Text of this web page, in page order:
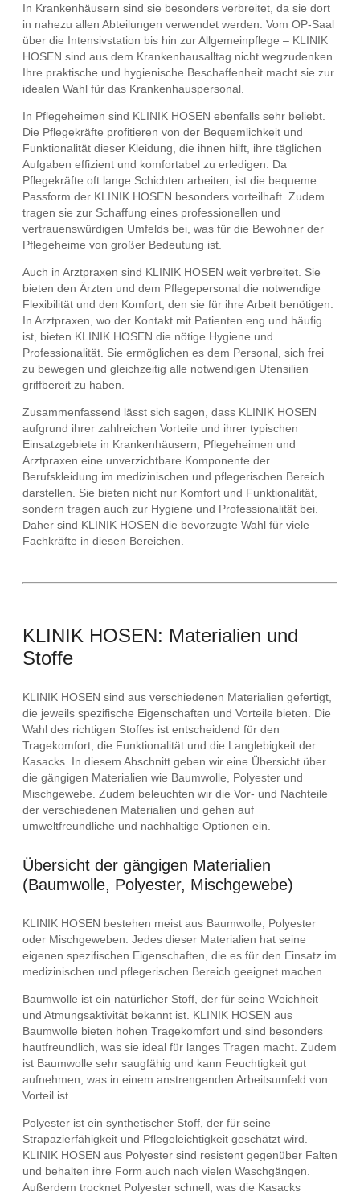
In Krankenhäusern sind sie besonders verbreitet, da sie dort
in nahezu allen Abteilungen verwendet werden. Vom OP-Saal
über die Intensivstation bis hin zur Allgemeinpflege – KLINIK
HOSEN sind aus dem Krankenhausalltag nicht wegzudenken.
Ihre praktische und hygienische Beschaffenheit macht sie zur
idealen Wahl für das Krankenhauspersonal.
In Pflegeheimen sind KLINIK HOSEN ebenfalls sehr beliebt.
Die Pflegekräfte profitieren von der Bequemlichkeit und
Funktionalität dieser Kleidung, die ihnen hilft, ihre täglichen
Aufgaben effizient und komfortabel zu erledigen. Da
Pflegekräfte oft lange Schichten arbeiten, ist die bequeme
Passform der KLINIK HOSEN besonders vorteilhaft. Zudem
tragen sie zur Schaffung eines professionellen und
vertrauenswürdigen Umfelds bei, was für die Bewohner der
Pflegeheime von großer Bedeutung ist.
Auch in Arztpraxen sind KLINIK HOSEN weit verbreitet. Sie
bieten den Ärzten und dem Pflegepersonal die notwendige
Flexibilität und den Komfort, den sie für ihre Arbeit benötigen.
In Arztpraxen, wo der Kontakt mit Patienten eng und häufig
ist, bieten KLINIK HOSEN die nötige Hygiene und
Professionalität. Sie ermöglichen es dem Personal, sich frei
zu bewegen und gleichzeitig alle notwendigen Utensilien
griffbereit zu haben.
Zusammenfassend lässt sich sagen, dass KLINIK HOSEN
aufgrund ihrer zahlreichen Vorteile und ihrer typischen
Einsatzgebiete in Krankenhäusern, Pflegeheimen und
Arztpraxen eine unverzichtbare Komponente der
Berufskleidung im medizinischen und pflegerischen Bereich
darstellen. Sie bieten nicht nur Komfort und Funktionalität,
sondern tragen auch zur Hygiene und Professionalität bei.
Daher sind KLINIK HOSEN die bevorzugte Wahl für viele
Fachkräfte in diesen Bereichen.
KLINIK HOSEN: Materialien und
Stoffe
KLINIK HOSEN sind aus verschiedenen Materialien gefertigt,
die jeweils spezifische Eigenschaften und Vorteile bieten. Die
Wahl des richtigen Stoffes ist entscheidend für den
Tragekomfort, die Funktionalität und die Langlebigkeit der
Kasacks. In diesem Abschnitt geben wir eine Übersicht über
die gängigen Materialien wie Baumwolle, Polyester und
Mischgewebe. Zudem beleuchten wir die Vor- und Nachteile
der verschiedenen Materialien und gehen auf
umweltfreundliche und nachhaltige Optionen ein.
Übersicht der gängigen Materialien
(Baumwolle, Polyester, Mischgewebe)
KLINIK HOSEN bestehen meist aus Baumwolle, Polyester
oder Mischgeweben. Jedes dieser Materialien hat seine
eigenen spezifischen Eigenschaften, die es für den Einsatz im
medizinischen und pflegerischen Bereich geeignet machen.
Baumwolle ist ein natürlicher Stoff, der für seine Weichheit
und Atmungsaktivität bekannt ist. KLINIK HOSEN aus
Baumwolle bieten hohen Tragekomfort und sind besonders
hautfreundlich, was sie ideal für langes Tragen macht. Zudem
ist Baumwolle sehr saugfähig und kann Feuchtigkeit gut
aufnehmen, was in einem anstrengenden Arbeitsumfeld von
Vorteil ist.
Polyester ist ein synthetischer Stoff, der für seine
Strapazierfähigkeit und Pflegeleichtigkeit geschätzt wird.
KLINIK HOSEN aus Polyester sind resistent gegenüber Falten
und behalten ihre Form auch nach vielen Waschgängen.
Außerdem trocknet Polyester schnell, was die Kasacks